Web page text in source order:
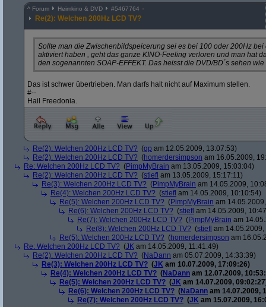
^ Forum Heimkino & DVD #5467764
Re(2): Welchen 200Hz LCD TV?
Sollte man die Zwischenbildspeicerung sei es bei 100 oder 200Hz bei
aktiviert haben , geht das ganze KINO-Feeling verloren und man hat
den sogenannten SOAP-EFFEKT. Das heisst die DVD/BD´s sehen wie
Das ist schwer übertrieben. Man darfs halt nicht auf Maximum stellen.
#--
Hail Freedonia.
Re(2): Welchen 200Hz LCD TV? (gp am 12.05.2009, 13:07:53)
Re(2): Welchen 200Hz LCD TV? (homerdersimpson am 16.05.2009,
Re: Welchen 200Hz LCD TV? (PimpMyBrain am 13.05.2009, 15:03:04)
Re(2): Welchen 200Hz LCD TV? (stiefl am 13.05.2009, 15:17:11)
Re(3): Welchen 200Hz LCD TV? (PimpMyBrain am 14.05.2009,
Re(4): Welchen 200Hz LCD TV? (stiefl am 14.05.2009, 10:10:54)
Re(5): Welchen 200Hz LCD TV? (PimpMyBrain am
Re(6): Welchen 200Hz LCD TV? (stiefl am 14.05.2009,
Re(7): Welchen 200Hz LCD TV? (PimpMyBrain am
Re(8): Welchen 200Hz LCD TV? (stiefl am 14.05.2009,
Re(5): Welchen 200Hz LCD TV? (homerdersimpson am
Re: Welchen 200Hz LCD TV? (JK am 14.05.2009, 11:41:49)
Re(2): Welchen 200Hz LCD TV? (NaDann am 05.07.2009, 14:33:39)
Re(3): Welchen 200Hz LCD TV? (JK am 10.07.2009, 17:09:26)
Re(4): Welchen 200Hz LCD TV? (NaDann am 12.07.2009,
Re(5): Welchen 200Hz LCD TV? (JK am 14.07.2009,
Re(6): Welchen 200Hz LCD TV? (NaDann am 14.07.2009,
Re(7): Welchen 200Hz LCD TV? (JK am 15.07.2009,